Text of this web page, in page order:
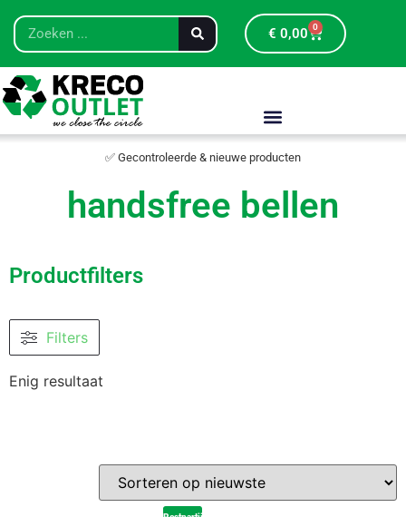
€ 0,00 0
✅ Gecontroleerde & nieuwe producten
handsfree bellen
Productfilters
Filters
Enig resultaat